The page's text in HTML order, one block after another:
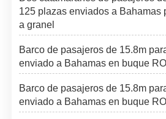
125 plazas enviados a Bahamas
a granel
Barco de pasajeros de 15.8m
enviado a Bahamas en buque
Barco de pasajeros de 15.8m
enviado a Bahamas en buque